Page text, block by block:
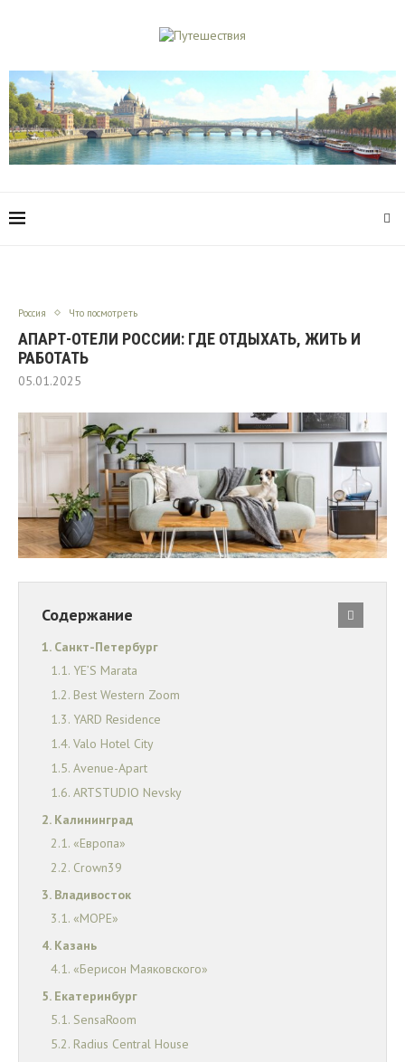
Россия Что посмотреть
АПАРТ-ОТЕЛИ РОССИИ: ГДЕ ОТДЫХАТЬ, ЖИТЬ И
РАБОТАТЬ
05.01.2025
Содержание
Санкт-Петербург
YE’S Marata
Best Western Zoom
YARD Residence
Valo Hotel City
Avenue-Apart
ARTSTUDIO Nevsky
Калининград
«Европа»
Crown39
Владивосток
«МОРЕ»
Казань
«Берисон Маяковского»
Екатеринбург
SensaRoom
Radius Central House